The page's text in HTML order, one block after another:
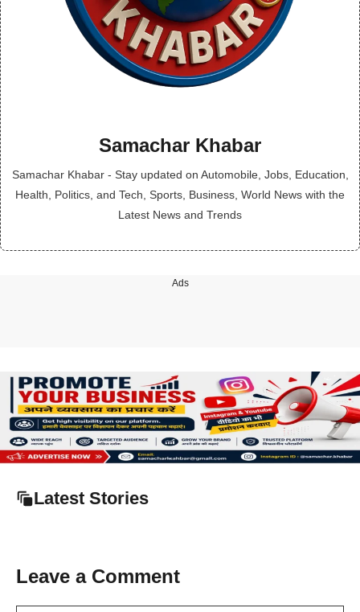
Samachar Khabar
Samachar Khabar - Stay updated on Automobile, Jobs, Education,
Health, Politics, and Tech, Sports, Business, World News with the
Latest News and Trends
Ads
Latest Stories
Leave a Comment